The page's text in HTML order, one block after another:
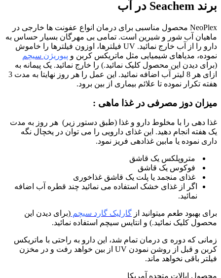
برند Seachem در آب
NeoPlex محصول مناسبی برای درمان انواع عفونت ها خارجی در
ماهیان آب شور و شیرین است. تمامی بی مهرگان بسیار حساس به
دارو را از آب خارج نمائید. UV فیلترها، اوزون فیلترها را خاموش
نموده، مدیاهای شیمیایی مثل ماتریکس کربن و پیوریژن سیچم
(برای دیدن این محصول کلیک نمائید.) را خارج نمائید. یک پیمانه به
ازای هر 8 لیتر آب اضافه نمائید. این عمل را هر روز نهایتا به مدت 3
هفته تکرار نموده تا علائم بیماری از بین برود.
میزان دوز مصرفی در غذا ماهی :
غذا دهی را با مخلوط دارو و غذا (طبق دستور زیر) هر روز به مدت
یک هفته انجام دهید. این غذای دارویی را می توان در یخچال نگه
داری نموده یا مابین غذادهی فریز نمود.
متروپلکس یک قاشق
فوکوس یک قاشق
غذای منجمد یا پلت یک قاشق غذاخوری
اگر از غذای خشک استفاده می نمائید چند قطره آب اضافه
نمائید.
برای بهبود طعم میتوانید از گارلیک گارد سیچم (برای دیدن این
محصول کلیک نمائید.) و انتایس سیچم استفاده نمائید.
زمانی که دوره ی درمان تمام شد، این دارو به راحتی با ماتریکس
کربن و قبل از روشن نمودن UV از بین خواهد رفت و در مخزن
فیلتر باقی نخواهد ماند.
محصول ایالات متحده آمریکا